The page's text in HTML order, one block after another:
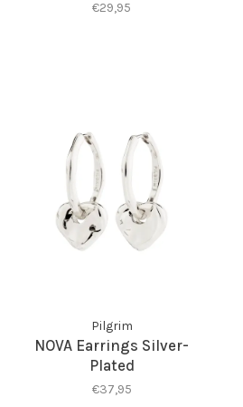
€29,95
Pilgrim
NOVA Earrings Silver-
Plated
€37,95